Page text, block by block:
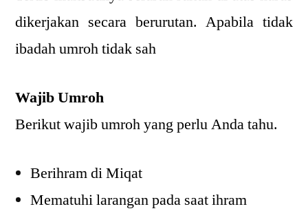
dikerjakan secara berurutan. Apabila tidak
ibadah umroh tidak sah
Wajib Umroh
Berikut wajib umroh yang perlu Anda tahu.
Berihram di Miqat
Mematuhi larangan pada saat ihram